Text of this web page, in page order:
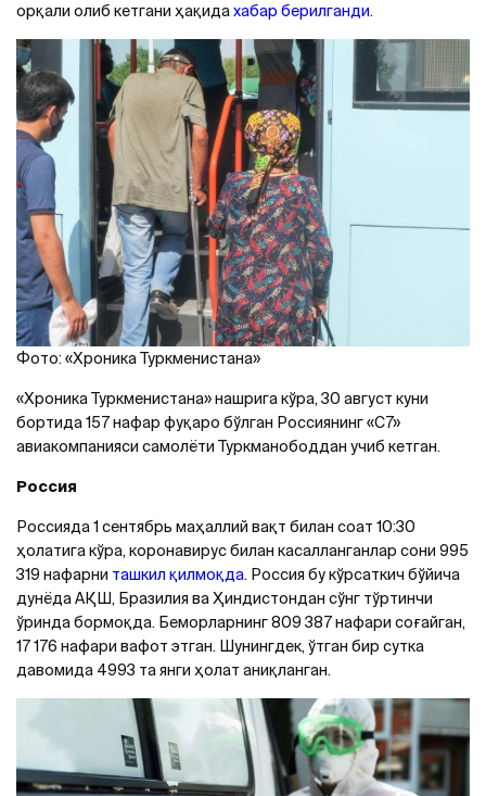
орқали олиб кетгани ҳақидахабар берилганди.
Фото: «Хроника Туркменистана»
«Хроника Туркменистана» нашрига кўра, 30 август куни
бортида 157 нафар фуқаро бўлган Россиянинг «С7»
авиакомпанияси самолёти Туркманободдан учиб кетган.
Россия
Россияда 1 сентябрь маҳаллий вақт билан соат 10:30
ҳолатига кўра, коронавирус билан касалланганлар сони 995
319 нафарни ташкил қилмоқда. Россия бу кўрсаткич бўйича
дунёда AҚШ, Бразилия ва Ҳиндистондан сўнг тўртинчи
ўринда бормоқда. Беморларнинг 809 387 нафари соғайган,
17 176 нафари вафот этган. Шунингдек, ўтган бир сутка
давомида 4993 та янги ҳолат аниқланган.